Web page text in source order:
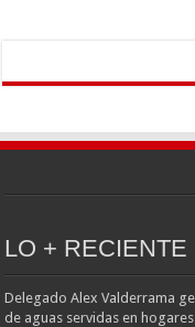
LO + RECIENTE
Delegado Alex Valderrama
de aguas servidas en